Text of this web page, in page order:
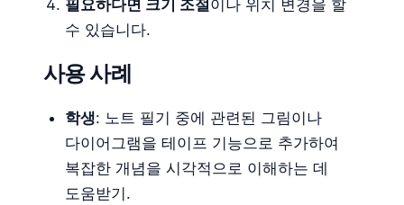
필요하다면 크기 조절이나 위치 변경을 할
수 있습니다.
사용 사례
학생: 노트 필기 중에 관련된 그림이나
다이어그램을 테이프 기능으로 추가하여
복잡한 개념을 시각적으로 이해하는 데
도움받기.